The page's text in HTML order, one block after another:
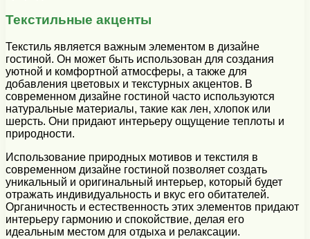
Текстильные акценты
Текстиль является важным элементом в дизайне
гостиной. Он может быть использован для создания
уютной и комфортной атмосферы, а также для
добавления цветовых и текстурных акцентов. В
современном дизайне гостиной часто используются
натуральные материалы, такие как лен, хлопок или
шерсть. Они придают интерьеру ощущение теплоты и
природности.
Использование природных мотивов и текстиля в
современном дизайне гостиной позволяет создать
уникальный и оригинальный интерьер, который будет
отражать индивидуальность и вкус его обитателей.
Органичность и естественность этих элементов придают
интерьеру гармонию и спокойствие, делая его
идеальным местом для отдыха и релаксации.